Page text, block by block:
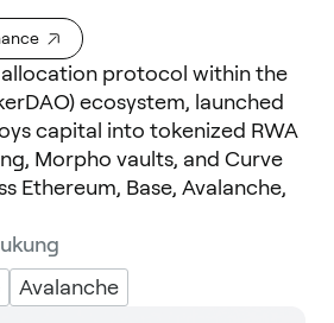
protocol within the
ecosystem, launched
capital into tokenized RWA
Morpho vaults, and Curve
Ethereum, Base, Avalanche,
Avalanche